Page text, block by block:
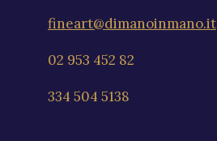
fineart@dimanoinmano.it
02 953 452 82
334 504 5138